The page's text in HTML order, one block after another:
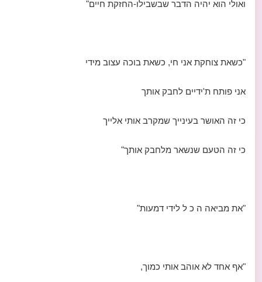
ואולי הוא יהיה הדבר שבשבילו-החזקת חיים"
"כשאת צוחקת אני חי, כשאת בוכה עצוב מידי
אני פותח ת'ידיים לחבק אותך
כי זה האושר בעינייך שמקרב אותי אלייך
כי זה הטעם שנשאר מלחבק אותך"
"את מביאה ה כ ל לידי דמעות"
"אף אחד לא אוהב אותי כמוך,